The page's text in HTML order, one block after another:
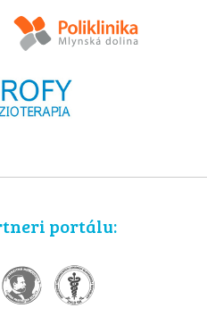
portálu: